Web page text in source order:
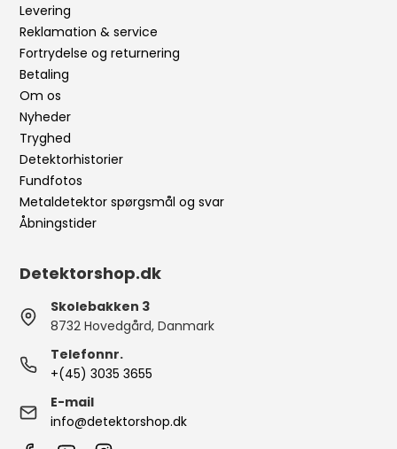
Levering
Reklamation & service
Fortrydelse og returnering
Betaling
Om os
Nyheder
Tryghed
Detektorhistorier
Fundfotos
Metaldetektor spørgsmål og svar
Åbningstider
Detektorshop.dk
Skolebakken 3
8732 Hovedgård, Danmark
Telefonnr.
+(45) 3035 3655
E-mail
info@detektorshop.dk